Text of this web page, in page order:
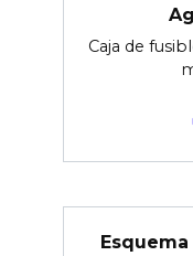
Caja de